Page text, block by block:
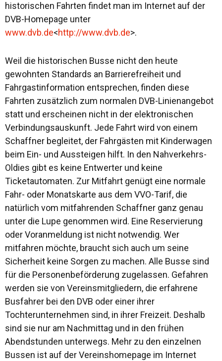
historischen Fahrten findet man im Internet auf der
DVB-Homepage unter
www.dvb.de<http://www.dvb.de>.
Weil die historischen Busse nicht den heute
gewohnten Standards an Barrierefreiheit und
Fahrgastinformation entsprechen, finden diese
Fahrten zusätzlich zum normalen DVB-Linienangebot
statt und erscheinen nicht in der elektronischen
Verbindungsauskunft. Jede Fahrt wird von einem
Schaffner begleitet, der Fahrgästen mit Kinderwagen
beim Ein- und Aussteigen hilft. In den Nahverkehrs-
Oldies gibt es keine Entwerter und keine
Ticketautomaten. Zur Mitfahrt genügt eine normale
Fahr- oder Monatskarte aus dem VVO-Tarif, die
natürlich vom mitfahrenden Schaffner ganz genau
unter die Lupe genommen wird. Eine Reservierung
oder Voranmeldung ist nicht notwendig. Wer
mitfahren möchte, braucht sich auch um seine
Sicherheit keine Sorgen zu machen. Alle Busse sind
für die Personenbeförderung zugelassen. Gefahren
werden sie von Vereinsmitgliedern, die erfahrene
Busfahrer bei den DVB oder einer ihrer
Tochterunternehmen sind, in ihrer Freizeit. Deshalb
sind sie nur am Nachmittag und in den frühen
Abendstunden unterwegs. Mehr zu den einzelnen
Bussen ist auf der Vereinshomepage im Internet